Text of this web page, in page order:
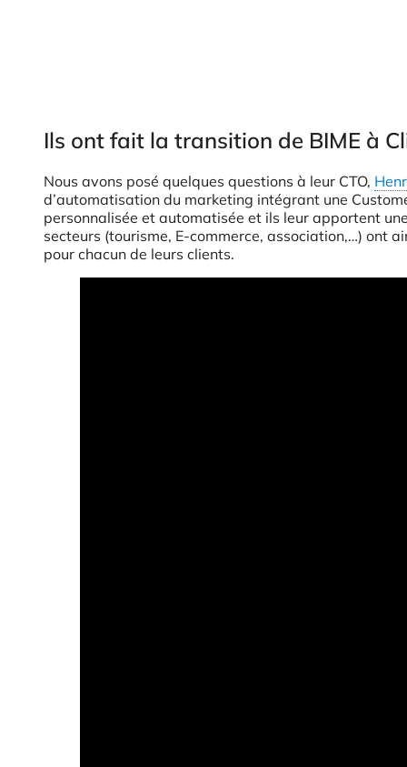
Ils ont fait la transition de BIME à
Nous avons posé quelques questions à leur CTO,
d’automatisation du marketing intégrant une
personnalisée et automatisée et ils leur apportent
secteurs (tourisme, E-commerce, association,…) ont
pour chacun de leurs clients.